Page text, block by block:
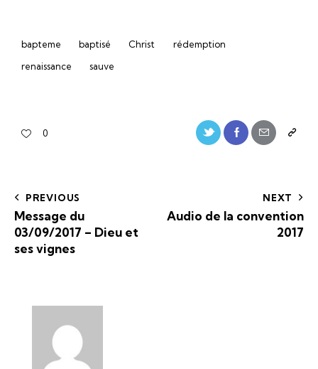
bapteme baptisé Christ
rédemption
renaissance
sauve
0
PREVIOUS
Message du
03/09/2017 – Dieu et
ses vignes
NEXT
Audio de la convention
2017